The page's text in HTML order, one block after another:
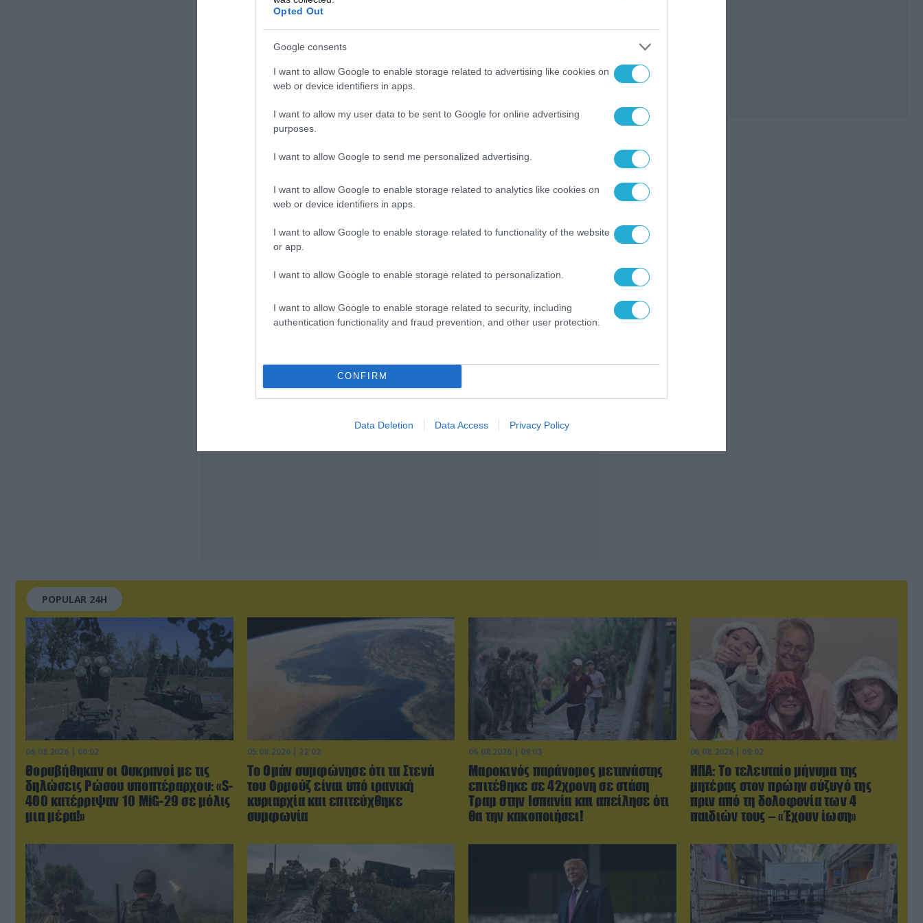
Opted Out
Google consents
I want to allow Google to enable storage related to advertising like cookies on
web or device identifiers in apps.
I want to allow my user data to be sent to Google for online advertising
purposes.
I want to allow Google to send me personalized advertising.
I want to allow Google to enable storage related to analytics like cookies on
web or device identifiers in apps.
I want to allow Google to enable storage related to functionality of the website
or app.
I want to allow Google to enable storage related to personalization.
I want to allow Google to enable storage related to security, including
authentication functionality and fraud prevention, and other user protection.
CONFIRM
Data Deletion Data Access Privacy Policy
ΣΧΟΛΙΑΣΤΕ ΤΟ ΑΡΘΡΟ
POPULAR 24H
06.08.2026 | 00:02
Θορυβήθηκαν οι Ουκρανοί με τις
δηλώσεις Ρώσου υποπτέραρχου: «S-
400 κατέρριψαν 10 MiG-29 σε μόλις
μια μέρα!»
05.08.2026 | 22:02
Το Ομάν συμφώνησε ότι τα Στενά
του Ορμούζ είναι υπό ιρανική
κυριαρχία και επιτεύχθηκε
συμφωνία
06.08.2026 | 09:03
Μαροκινός παράνομος μετανάστης
επιτέθηκε σε 42χρονη σε στάση
Τραμ στην Ισπανία και απείλησε ότι
θα την κακοποιήσει!
06.08.2026 | 09:02
ΗΠΑ: Το τελευταίο μήνυμα της
μητέρας στον πρώην σύζυγό της
πριν από τη δολοφονία των 4
παιδιών τους – «Έχουν ίωση»